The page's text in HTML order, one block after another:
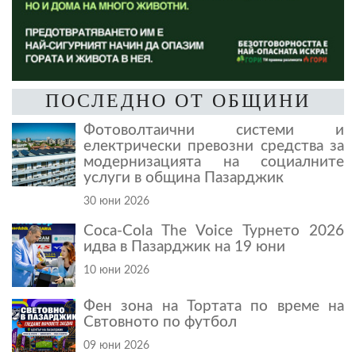
ПОСЛЕДНО ОТ ОБЩИНИ
Фотоволтаични системи и
електрически превозни средства за
модернизацията на социалните
услуги в община Пазарджик
30 юни 2026
Coca-Cola The Voice Турнето 2026
идва в Пазарджик на 19 юни
10 юни 2026
Фен зона на Тортата по време на
Свтовното по футбол
09 юни 2026